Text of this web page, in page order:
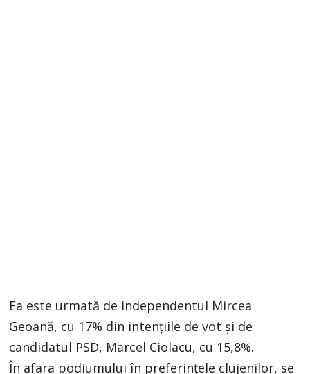
Ea este urmată de independentul Mircea
Geoană, cu 17% din intențiile de vot și de
candidatul PSD, Marcel Ciolacu, cu 15,8%.
În afara podiumului în preferințele clujenilor, se